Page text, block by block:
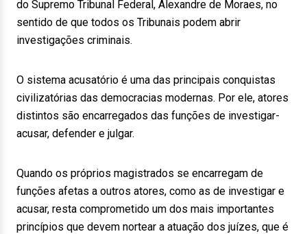
do Supremo Tribunal Federal, Alexandre de Moraes, no
sentido de que todos os Tribunais podem abrir
investigações criminais.
O sistema acusatório é uma das principais conquistas
civilizatórias das democracias modernas. Por ele, atores
distintos são encarregados das funções de investigar-
acusar, defender e julgar.
Quando os próprios magistrados se encarregam de
funções afetas a outros atores, como as de investigar e
acusar, resta comprometido um dos mais importantes
princípios que devem nortear a atuação dos juízes, que é